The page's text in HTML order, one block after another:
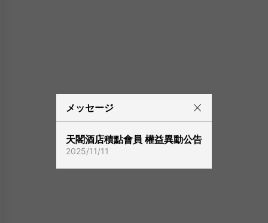
メッセージ
天閣酒店積點會員 權益異動公告
2025/11/11